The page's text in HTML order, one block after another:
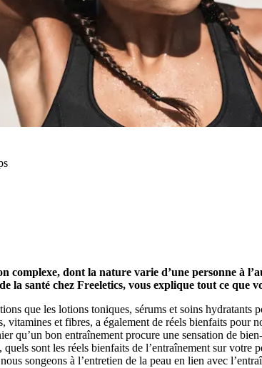
complexe, dont la nature varie d’une personne à
la santé chez Freeletics, vous explique tout ce que
que les lotions toniques, sérums et soins
et fibres, a également de réels bienfaits
qu’un bon entraînement procure une sensation de
sont les réels bienfaits de l’entraînement sur
songeons à l’entretien de la peau en lien avec